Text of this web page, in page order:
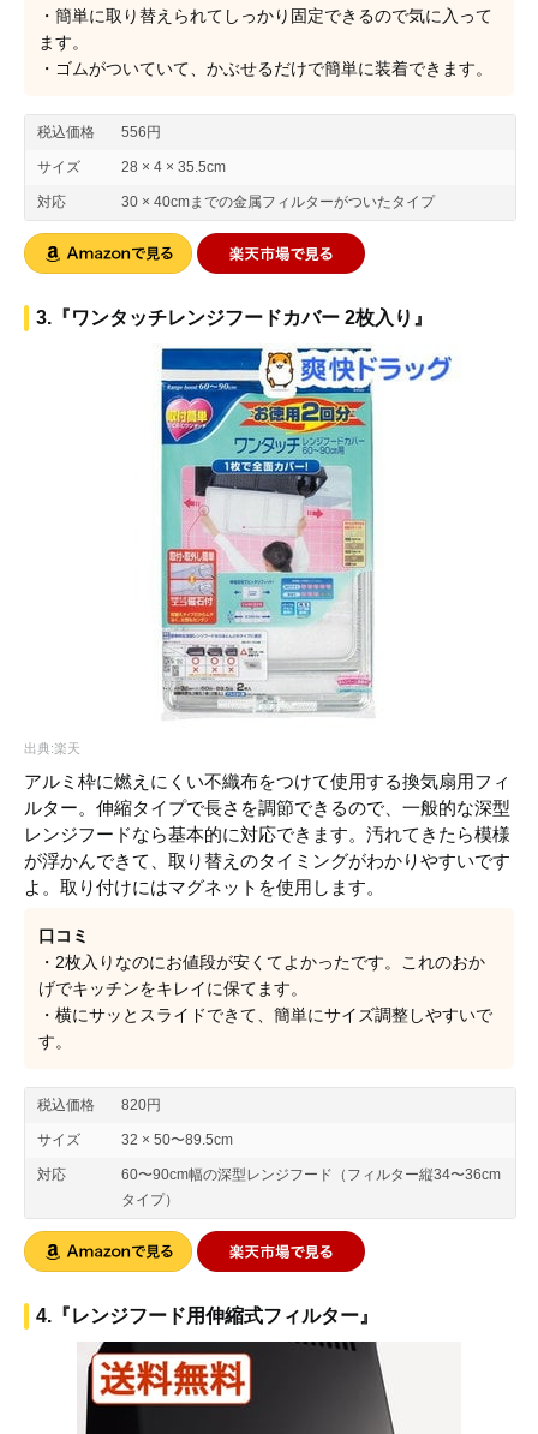
・簡単に取り替えられてしっかり固定できるので気に入って
ます。
・ゴムがついていて、かぶせるだけで簡単に装着できます。
税込価格 556円
サイズ 28 × 4 × 35.5cm
対応 30 × 40cmまでの金属フィルターがついたタイプ
3.『ワンタッチレンジフードカバー 2枚入り』
出典:楽天
アルミ枠に燃えにくい不織布をつけて使用する換気扇用フィ
ルター。伸縮タイプで長さを調節できるので、一般的な深型
レンジフードなら基本的に対応できます。汚れてきたら模様
が浮かんできて、取り替えのタイミングがわかりやすいです
よ。取り付けにはマグネットを使用します。
口コミ
・2枚入りなのにお値段が安くてよかったです。これのおか
げでキッチンをキレイに保てます。
・横にサッとスライドできて、簡単にサイズ調整しやすいで
す。
税込価格 820円
サイズ 32 × 50〜89.5cm
対応
60〜90cm幅の深型レンジフード（フィルター縦34〜36cm
タイプ）
4.『レンジフード用伸縮式フィルター』